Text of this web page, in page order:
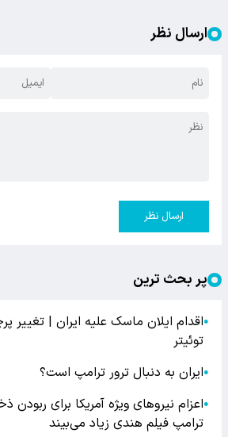
ارسال نظر
ارسال نظر
پر بحث ترین
●اقدام ایلان ماسک علیه ایران | تغییر
توئیتر
●ایران به دنبال ترور ترامپ است؟
●اعزام نیروهای ویژه آمریکا برای
ترامپ فیلم هندی زیاد می‌بیند